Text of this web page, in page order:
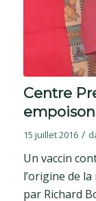
Centre
15 juillet 2016 /
Un vaccin
l’origine de
par Richard